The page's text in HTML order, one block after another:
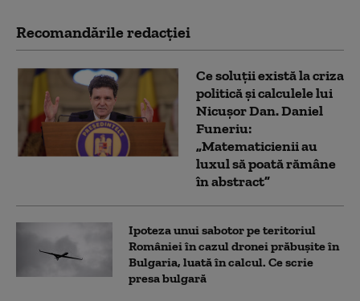
Recomandările redacţiei
Ce soluții există la criza
politică și calculele lui
Nicușor Dan. Daniel
Funeriu:
„Matematicienii au
luxul să poată rămâne
în abstract”
Ipoteza unui sabotor pe teritoriul
României în cazul dronei prăbușite în
Bulgaria, luată în calcul. Ce scrie
presa bulgară